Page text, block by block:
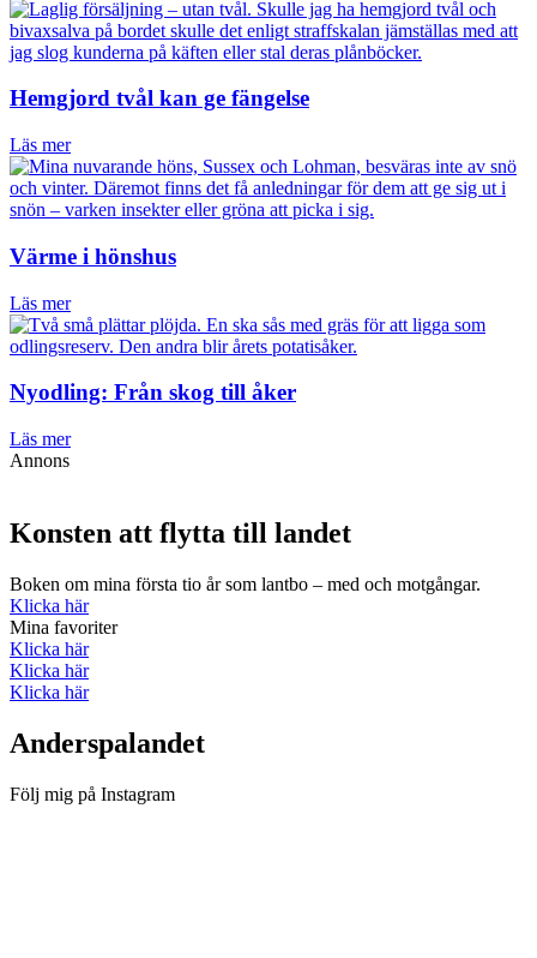
Hemgjord tvål kan ge fängelse
Läs mer
Värme i hönshus
Läs mer
Nyodling: Från skog till åker
Läs mer
Annons
Konsten att flytta till landet
Boken om mina första tio år som lantbo – med och motgångar.
Klicka här
Mina favoriter
Klicka här
Klicka här
Klicka här
Anderspalandet
Följ mig på Instagram